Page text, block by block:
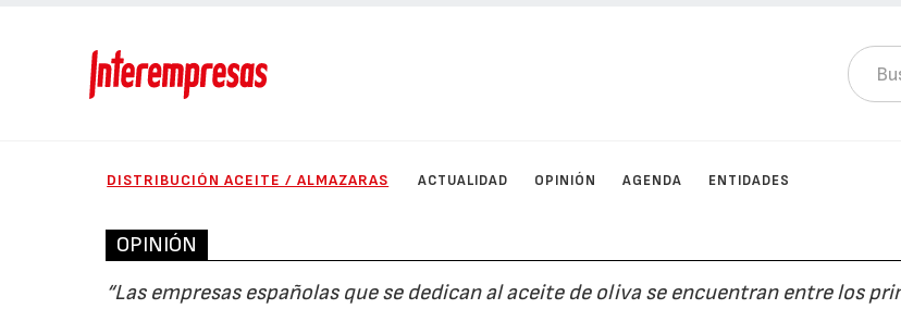
DISTRIBUCIÓN ACEITE / ALMAZARAS ACTUALIDAD OPINIÓN AGENDA ENTIDADES
OPINIÓN
“Las empresas españolas que se dedican al aceite de oliva se encuentran entre los